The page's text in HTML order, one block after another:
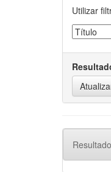
Utilizar